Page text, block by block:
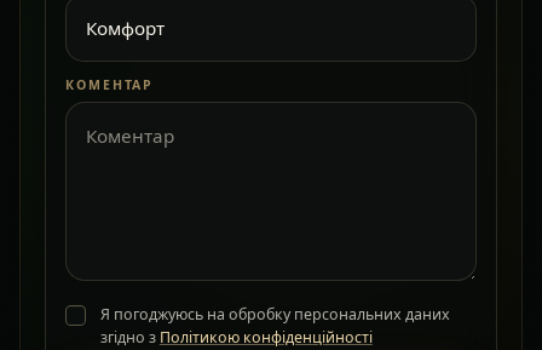
КОМЕНТАР
Я погоджуюсь на обробку персональних даних
згідно з Політикою конфіденційності